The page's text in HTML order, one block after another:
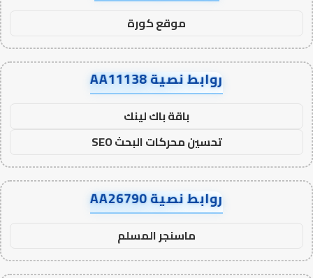
موقع كورة
روابط نصية AA11138
باقة باك لينك
تحسين محركات البحث SEO
روابط نصية AA26790
ماسنجر المسلم